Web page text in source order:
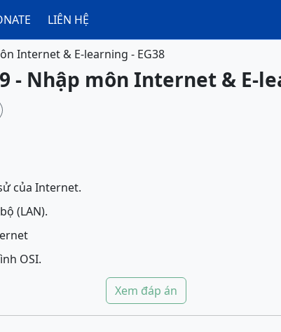
LIÊN HỆ
Internet & E-learning - EG38
- Nhập môn Internet & E-
của Internet.
(LAN).
OSI.
Xem đáp án